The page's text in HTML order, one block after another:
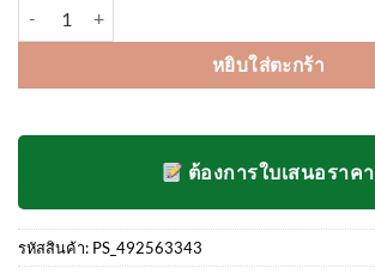
หยิบใส่ตะกร้า
ต้องการใบเสนอราคา
รหัสสินค้า: PS_492563343